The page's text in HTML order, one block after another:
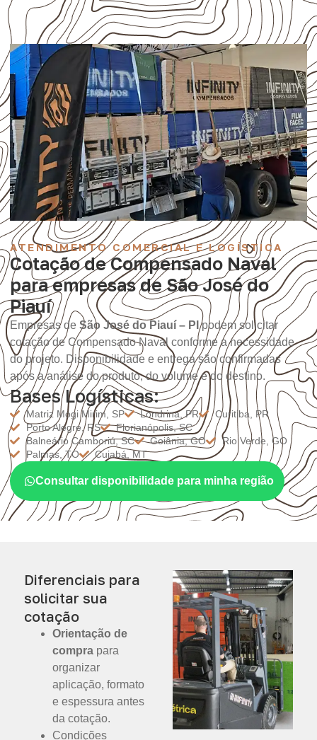
ATENDIMENTO COMERCIAL E LOGÍSTICA
Cotação de Compensado Naval
para empresas de São José do
Piauí
Empresas de São José do Piauí – PI podem solicitar
cotação de Compensado Naval conforme a necessidade
do projeto. Disponibilidade e entrega são confirmadas
após a análise do produto, do volume e do destino.
Bases Logísticas:
Matriz Mogi Mirim, SP Londrina, PR
Curitiba, PR
Porto Alegre, RS
Florianópolis, SC
Balneário Camboriú, SC
Goiânia, GO
Rio Verde, GO
Palmas, TO
Cuiabá, MT
Consultar disponibilidade para minha região
Diferenciais para
solicitar sua
cotação
Orientação de
compra para
organizar
aplicação, formato
e espessura antes
da cotação.
Condições